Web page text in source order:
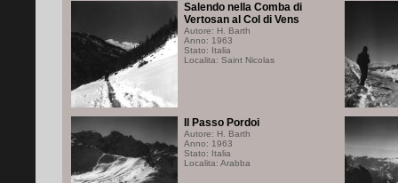
Salendo nella Comba di
Vertosan al Col di Vens
Autore: H. Barth
Anno: 1963
Stato: Italia
Localita: Saint Nicolas
Il Passo Pordoi
Autore: H. Barth
Anno: 1963
Stato: Italia
Localita: Arabba